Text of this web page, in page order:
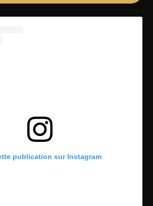
publication sur Instagram